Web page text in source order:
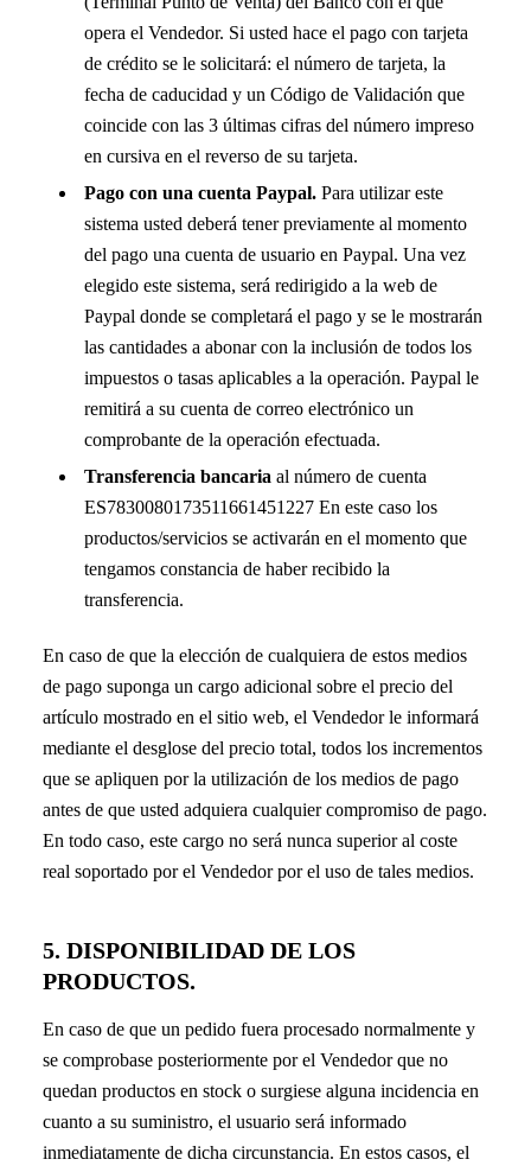
opera el Vendedor. Si usted hace el pago con tarjeta
de crédito se le solicitará: el número de tarjeta, la
fecha de caducidad y un Código de Validación que
coincide con las 3 últimas cifras del número impreso
en cursiva en el reverso de su tarjeta.
Pago con una cuenta Paypal.Para utilizar este
sistema usted deberá tener previamente al momento
del pago una cuenta de usuario en Paypal. Una vez
elegido este sistema, será redirigido a la web de
Paypal donde se completará el pago y se le mostrarán
las cantidades a abonar con la inclusión de todos los
impuestos o tasas aplicables a la operación. Paypal le
remitirá a su cuenta de correo electrónico un
comprobante de la operación efectuada.
Transferencia bancaria al número de cuenta
ES7830080173511661451227 En este caso los
productos/servicios se activarán en el momento que
tengamos constancia de haber recibido la
transferencia.
En caso de que la elección de cualquiera de estos medios
de pago suponga un cargo adicional sobre el precio del
artículo mostrado en el sitio web, el Vendedor le informará
mediante el desglose del precio total, todos los incrementos
que se apliquen por la utilización de los medios de pago
antes de que usted adquiera cualquier compromiso de pago.
En todo caso, este cargo no será nunca superior al coste
real soportado por el Vendedor por el uso de tales medios.
5. DISPONIBILIDAD DE LOS
PRODUCTOS.
En caso de que un pedido fuera procesado normalmente y
se comprobase posteriormente por el Vendedor que no
quedan productos en stock o surgiese alguna incidencia en
cuanto a su suministro, el usuario será informado
inmediatamente de dicha circunstancia. En estos casos, el